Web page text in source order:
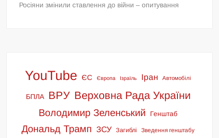
Росіяни змінили ставлення до війни – опитування
YouTube ЄС Європа Ізраїль Іран Автомобілі
БПЛА ВРУ Верховна Рада України
Володимир Зеленський Генштаб
Дональд Трамп ЗСУ Загиблі Зведення генштабу